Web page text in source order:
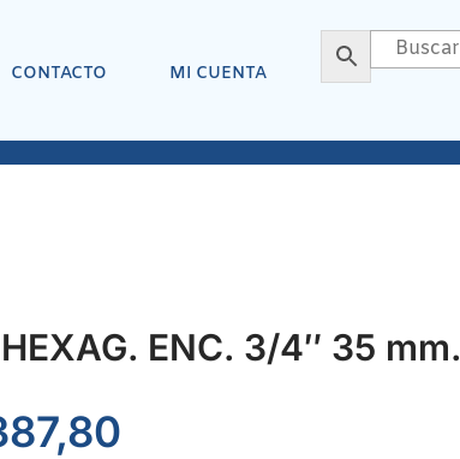
CONTACTO MI CUENTA
ENC. 3/4″ 35 mm.